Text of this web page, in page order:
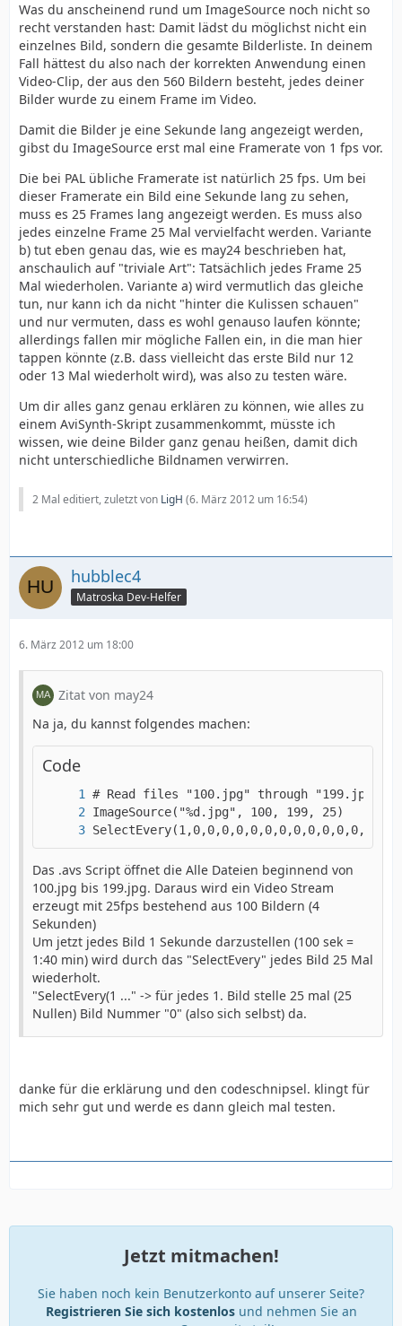
Was du anscheinend rund um ImageSource noch nicht so
recht verstanden hast: Damit lädst du möglichst nicht ein
einzelnes Bild, sondern die gesamte Bilderliste. In deinem
Fall hättest du also nach der korrekten Anwendung einen
Video-Clip, der aus den 560 Bildern besteht, jedes deiner
Bilder wurde zu einem Frame im Video.
Damit die Bilder je eine Sekunde lang angezeigt werden,
gibst du ImageSource erst mal eine Framerate von 1 fps vor.
Die bei PAL übliche Framerate ist natürlich 25 fps. Um bei
dieser Framerate ein Bild eine Sekunde lang zu sehen,
muss es 25 Frames lang angezeigt werden. Es muss also
jedes einzelne Frame 25 Mal vervielfacht werden. Variante
b) tut eben genau das, wie es may24 beschrieben hat,
anschaulich auf "triviale Art": Tatsächlich jedes Frame 25
Mal wiederholen. Variante a) wird vermutlich das gleiche
tun, nur kann ich da nicht "hinter die Kulissen schauen"
und nur vermuten, dass es wohl genauso laufen könnte;
allerdings fallen mir mögliche Fallen ein, in die man hier
tappen könnte (z.B. dass vielleicht das erste Bild nur 12
oder 13 Mal wiederholt wird), was also zu testen wäre.
Um dir alles ganz genau erklären zu können, wie alles zu
einem AviSynth-Skript zusammenkommt, müsste ich
wissen, wie deine Bilder ganz genau heißen, damit dich
nicht unterschiedliche Bildnamen verwirren.
2 Mal editiert, zuletzt von LigH (6. März 2012 um 16:54)
hubblec4
Matroska Dev-Helfer
6. März 2012 um 18:00
Zitat von may24
Na ja, du kannst folgendes machen:
Code
Das .avs Script öffnet die Alle Dateien beginnend von
100.jpg bis 199.jpg. Daraus wird ein Video Stream
erzeugt mit 25fps bestehend aus 100 Bildern (4
Sekunden)
Um jetzt jedes Bild 1 Sekunde darzustellen (100 sek =
1:40 min) wird durch das "SelectEvery" jedes Bild 25 Mal
wiederholt.
"SelectEvery(1 ..." -> für jedes 1. Bild stelle 25 mal (25
Nullen) Bild Nummer "0" (also sich selbst) da.
danke für die erklärung und den codeschnipsel. klingt für
mich sehr gut und werde es dann gleich mal testen.
Jetzt mitmachen!
Sie haben noch kein Benutzerkonto auf unserer Seite?
Registrieren Sie sich kostenlosund nehmen Sie an